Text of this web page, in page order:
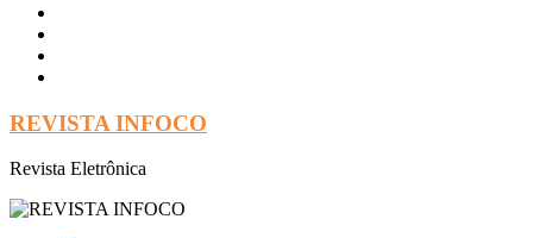
descontração
Oficinas gratuitas no Museu Nacional apresentam o processo
criativo do artista Vik Muniz
REVISTA INFOCO
Revista Eletrônica